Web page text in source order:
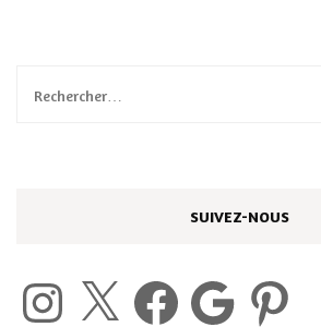
Rechercher :
SUIVEZ-NOUS
Instagram Facebook Google Pinterest